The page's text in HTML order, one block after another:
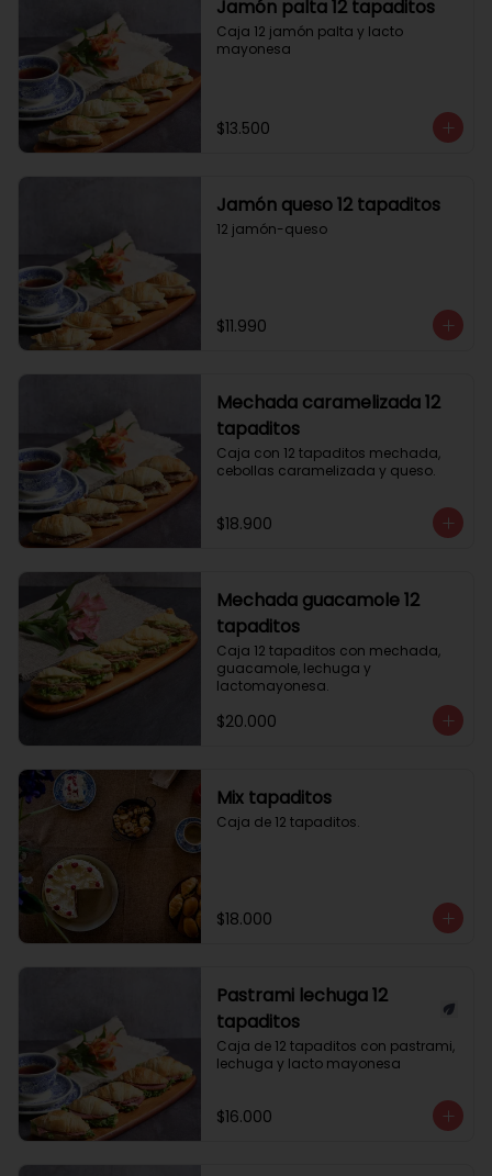
Jamón palta 12 tapaditos
Caja 12 jamón palta y lacto
mayonesa
$13.500
Jamón queso 12 tapaditos
12 jamón-queso
$11.990
Mechada caramelizada 12
tapaditos
Caja con 12 tapaditos mechada,
cebollas caramelizada y queso.
$18.900
Mechada guacamole 12
tapaditos
Caja 12 tapaditos con mechada,
guacamole, lechuga y
lactomayonesa.
$20.000
Mix tapaditos
Caja de 12 tapaditos.
$18.000
Pastrami lechuga 12
tapaditos
Caja de 12 tapaditos con pastrami,
lechuga y lacto mayonesa
$16.000